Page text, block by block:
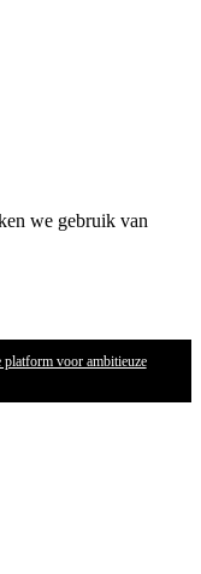
we gebruik van
voor ambitieuze